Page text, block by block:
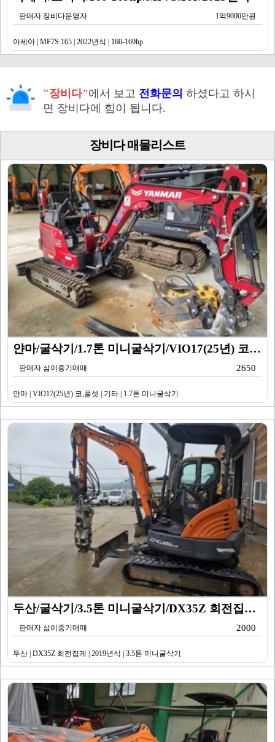
판매자 장비다운영자 1억9000만원
아세아 | MF7S.165 | 2022년식 | 160-169hp
"장비다"에서 보고 전화문의 하셨다고 하시
면 장비다에 힘이 됩니다.
장비다 매물리스트
얀마/굴삭기/1.7톤 미니굴삭기/VIO17(25년) 코…
판매자 삼이중기매매 2650
얀마 | VIO17(25년) 코,풀셋 | 기타 | 1.7톤 미니굴삭기
두산/굴삭기/3.5톤 미니굴삭기/DX35Z 회전집게/2…
판매자 삼이중기매매 2000
두산 | DX35Z 회전집게 | 2019년식 | 3.5톤 미니굴삭기